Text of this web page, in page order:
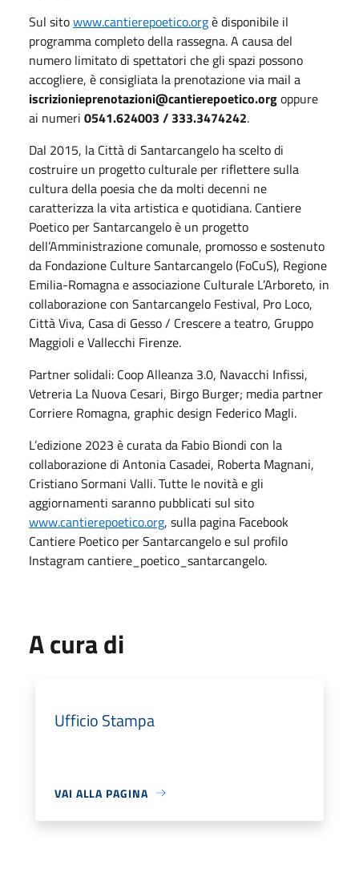
Sul sitowww.cantierepoetico.orgè disponibile il
programma completo della rassegna. A causa del
numero limitato di spettatori che gli spazi possono
accogliere, è consigliata la prenotazione via mail a
iscrizionieprenotazioni@cantierepoetico.orgoppure
ai numeri 0541.624003 / 333.3474242.
Dal 2015, la Città di Santarcangelo ha scelto di
costruire un progetto culturale per riflettere sulla
cultura della poesia che da molti decenni ne
caratterizza la vita artistica e quotidiana. Cantiere
Poetico per Santarcangelo è un progetto
dell’Amministrazione comunale, promosso e sostenuto
da Fondazione Culture Santarcangelo (FoCuS), Regione
Emilia-Romagna e associazione Culturale L’Arboreto, in
collaborazione con Santarcangelo Festival, Pro Loco,
Città Viva, Casa di Gesso / Crescere a teatro, Gruppo
Maggioli e Vallecchi Firenze.
Partner solidali: Coop Alleanza 3.0, Navacchi Infissi,
Vetreria La Nuova Cesari, Birgo Burger; media partner
Corriere Romagna, graphic design Federico Magli.
L’edizione 2023 è curata da Fabio Biondi con la
collaborazione di Antonia Casadei, Roberta Magnani,
Cristiano Sormani Valli. Tutte le novità e gli
aggiornamenti saranno pubblicati sul sito
www.cantierepoetico.org, sulla pagina Facebook
Cantiere Poetico per Santarcangelo e sul profilo
Instagram cantiere_poetico_santarcangelo.
A cura di
Ufficio Stampa
VAI ALLA PAGINA